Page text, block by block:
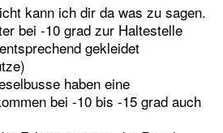
kann ich dir da was zu sagen.
bei -10 grad zur Haltestelle
gekleidet
haben eine
bei -10 bis -15 grad auch